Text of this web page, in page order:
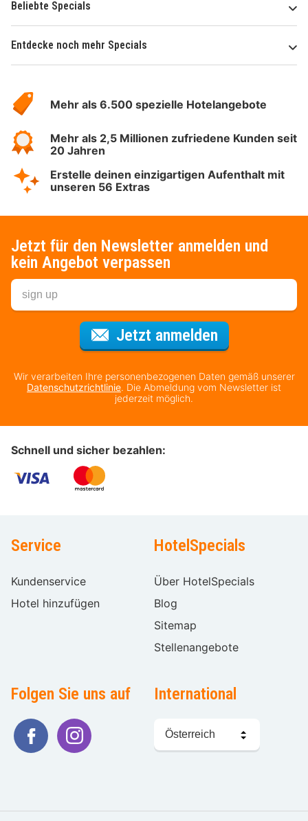
Beliebte Specials
Entdecke noch mehr Specials
Hotelspecials
Mehr als 6.500 spezielle Hotelangebote
Mehr als 2,5 Millionen zufriedene Kunden seit
20 Jahren
Erstelle deinen einzigartigen Aufenthalt mit
unseren 56 Extras
Jetzt für den Newsletter anmelden und
kein Angebot verpassen
Jetzt anmeldenFür den
Wir verarbeiten Ihre personenbezogenen Daten gemäß unserer
Datenschutzrichtlinie. Die Abmeldung vom Newsletter ist
jederzeit möglich.
Schnell und sicher bezahlen:
Service
Kundenservice
Hotel hinzufügen
HotelSpecials
Über HotelSpecials
Blog
Sitemap
Stellenangebote
Folgen Sie uns auf International
Sprache
wählen